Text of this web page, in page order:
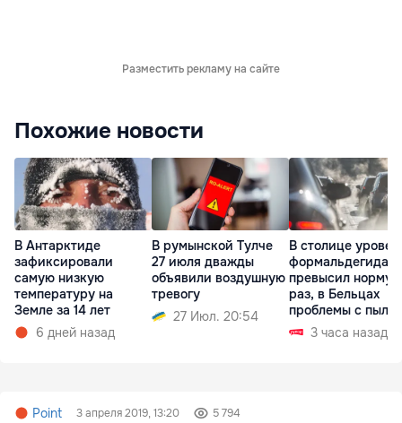
Разместить рекламу на сайте
Похожие новости
В Антарктиде
зафиксировали
самую низкую
температуру на
Земле за 14 лет
6 дней назад
В румынской Тулче
27 июля дважды
объявили воздушную
тревогу
27 Июл. 20:54
В столице
формальдегида
превысил норму
раз, в Бельцах
проблемы с
3 часа назад
Point 3 апреля 2019, 13:20 5 794